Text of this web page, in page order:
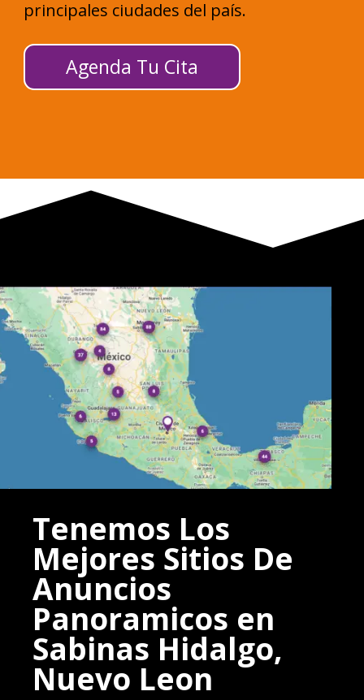
principales ciudades del país.
Agenda Tu Cita
Tenemos Los
Mejores Sitios De
Anuncios
Panoramicos en
Sabinas Hidalgo,
Nuevo Leon